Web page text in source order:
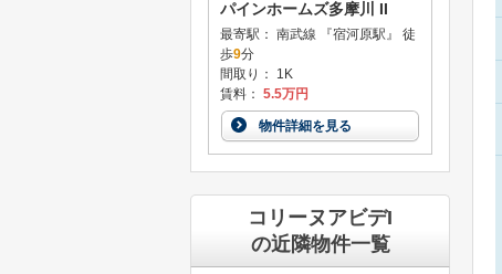
パインホームズ多摩川 II
最寄駅： 南武線 『宿河原駅』 徒
歩9分
間取り： 1K
賃料： 5.5万円
物件詳細を見る
コリーヌアビデI
の近隣物件一覧